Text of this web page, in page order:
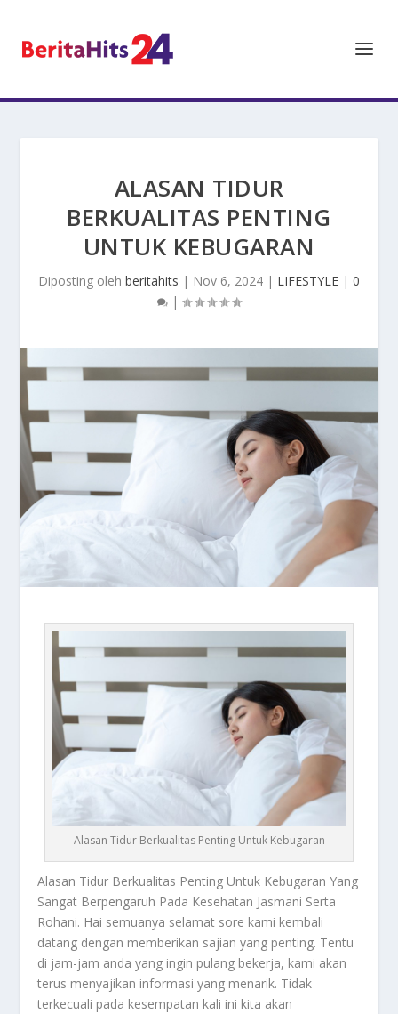
ALASAN TIDUR
BERKUALITAS PENTING
UNTUK KEBUGARAN
Diposting oleh beritahits | Nov 6, 2024 | LIFESTYLE | 0
|
Alasan Tidur Berkualitas Penting Untuk Kebugaran
Alasan Tidur Berkualitas Penting Untuk Kebugaran Yang
Sangat Berpengaruh Pada Kesehatan Jasmani Serta
Rohani. Hai semuanya selamat sore kami kembali
datang dengan memberikan sajian yang penting. Tentu
di jam-jam anda yang ingin pulang bekerja, kami akan
terus menyajikan informasi yang menarik. Tidak
terkecuali pada kesempatan kali ini kita akan